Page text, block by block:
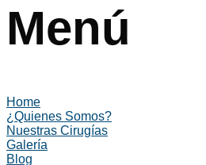
Menú
Home
¿Quienes Somos?
Nuestras Cirugías
Galería
Blog